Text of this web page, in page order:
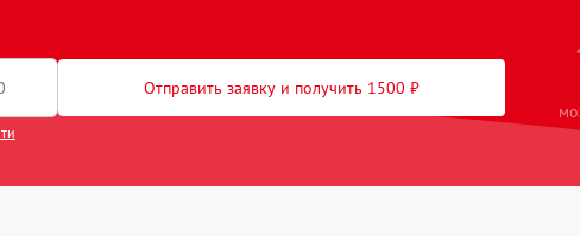
Отправить заявку и получить 1500 ₽